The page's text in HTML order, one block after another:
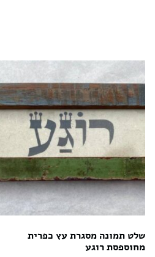
שלט תמונה מסגרת עץ כפרית
מחוספסת רוגע